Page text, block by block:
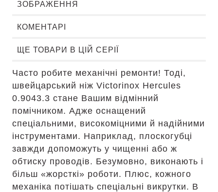
ЗОБРАЖЕННЯ
КОМЕНТАРІ
ЩЕ ТОВАРИ В ЦІЙ СЕРІЇ
Часто робите механічні ремонти! Тоді,
швейцарський ніж Victorinox Hercules
0.9043.3 стане Вашим відмінний
помічником. Адже оснащений
спеціальними, високоміцними й надійними
інструментами. Наприклад, плоскогубці
завжди допоможуть у чищенні або ж
обтиску проводів. Безумовно, виконають і
більш «жорсткі» роботи. Плюс, кожного
механіка потішать спеціальні викрутки. В